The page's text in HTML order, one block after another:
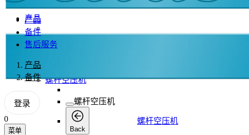
产品
备件
售后服务
产品
备件
登录
0
菜单
产品
产品
螺杆空压机
螺杆空压机
Back
螺杆空压机